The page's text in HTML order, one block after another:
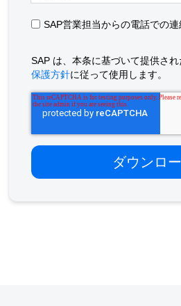
SAP営業担当からの電話での連
SAP は、本条に基づいて提供され
保護方針に従って使用します。